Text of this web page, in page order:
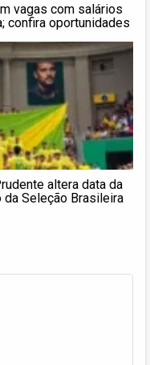
vagas com salários
confira oportunidades
altera data da
Seleção Brasileira